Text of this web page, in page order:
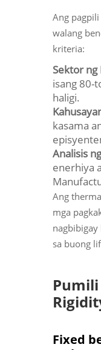
Ang
walang
kriteria:
Sektor
isang 80-
haligi.
kasama
Analisis
enerhiya
Ang
mga
nagbibigay
sa buong
Fixed